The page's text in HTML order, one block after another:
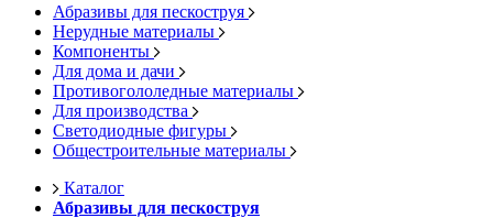
Абразивы для пескоструя
Нерудные материалы
Компоненты
Для дома и дачи
Противогололедные материалы
Для производства
Светодиодные фигуры
Общестроительные материалы
Каталог
Абразивы для пескоструя